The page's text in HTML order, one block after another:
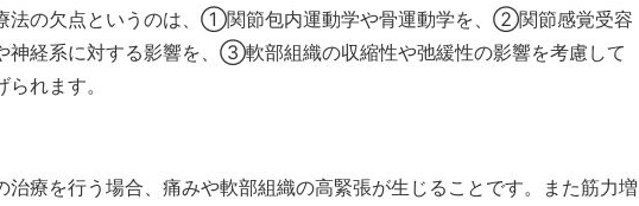
法の欠点というのは、①関節包内運動学や骨運動学を、②関節感覚受容
神経系に対する影響を、③軟部組織の収縮性や弛緩性の影響を考慮して
れます。
治療を行う場合、痛みや軟部組織の高緊張が生じることです。また筋力増